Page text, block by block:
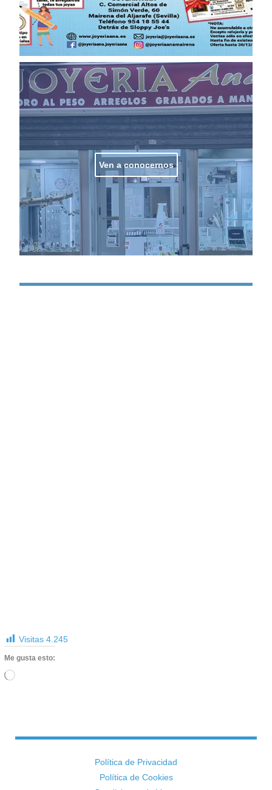
Ven a conocernos
Visitas 4.245
Me gusta esto:
Cargando...
Política de Privacidad
Política de Cookies